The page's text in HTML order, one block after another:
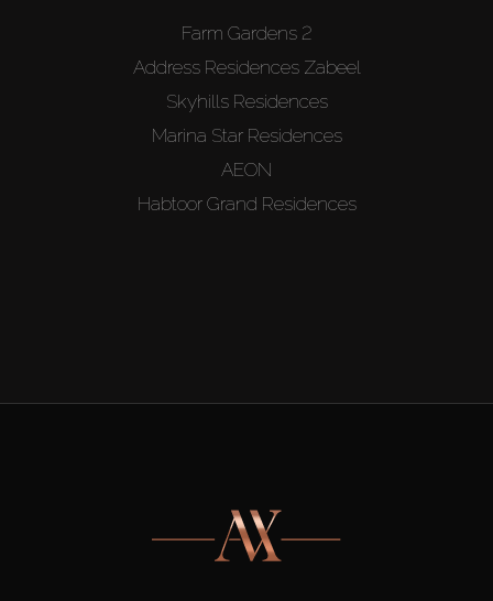
Farm Gardens 2
Address Residences Zabeel
Skyhills Residences
Marina Star Residences
AEON
Habtoor Grand Residences